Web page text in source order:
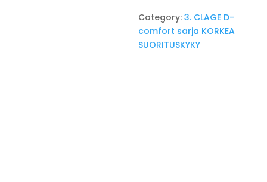
Category:3. CLAGE D-
comfort sarja KORKEA
SUORITUSKYKY